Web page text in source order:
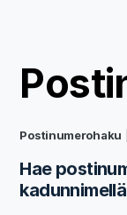
Postinumerohaku
Hae
kadunnimellä